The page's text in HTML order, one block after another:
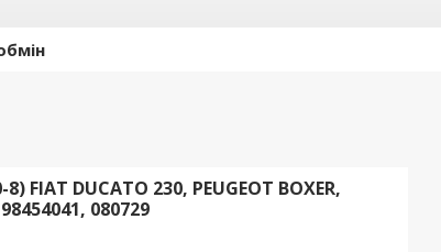
DUCATO 230, PEUGEOT BOXER,
080729